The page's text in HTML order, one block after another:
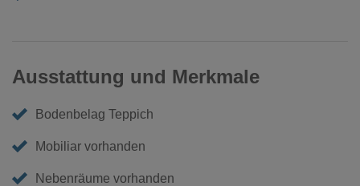
Ausstattung und Merkmale
Bodenbelag Teppich
Mobiliar vorhanden
Nebenräume vorhanden